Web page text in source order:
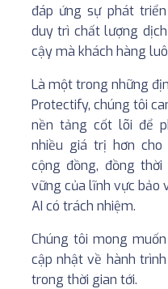
đáp ứng sự phát
duy trì chất lượng
cậy mà khách hàng
Là một trong những
Protectify, chúng tôi
nền tảng cốt lõi để
nhiều giá trị hơn cho
cộng đồng, đồng
vững của lĩnh vực bảo
AI có trách nhiệm.
Chúng tôi mong
cập nhật về hành
trong thời gian tới.